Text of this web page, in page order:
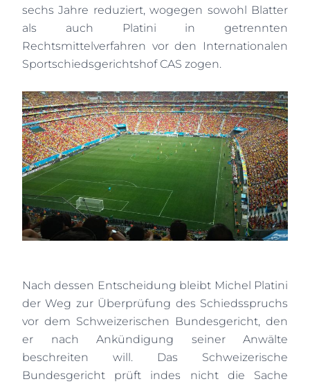
sechs Jahre reduziert, wogegen sowohl Blatter
als auch Platini in getrennten
Rechtsmittelverfahren vor den Internationalen
Sportschiedsgerichtshof CAS zogen.
Nach dessen Entscheidung bleibt Michel Platini
der Weg zur Überprüfung des Schiedsspruchs
vor dem Schweizerischen Bundesgericht, den
er nach Ankündigung seiner Anwälte
beschreiten will. Das Schweizerische
Bundesgericht prüft indes nicht die Sache